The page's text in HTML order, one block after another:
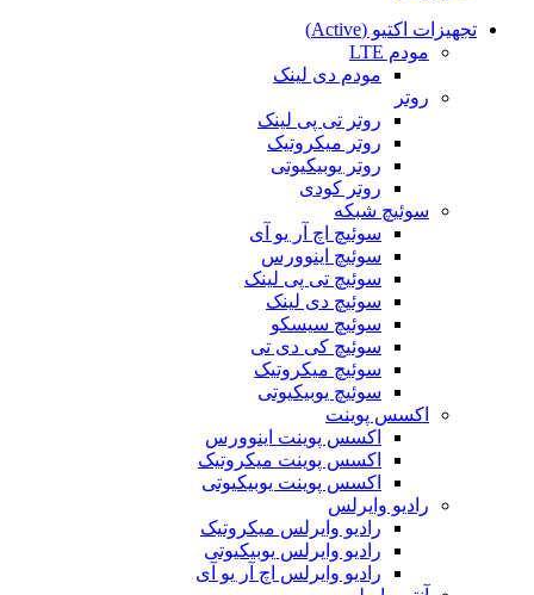
تجهیزات اکتیو (Active)
مودم LTE
مودم دی لینک
روتر
روتر تی پی لینک
روتر میکروتیک
روتر یوبیکیوتی
روتر کودی
سوئیچ شبکه
سوئیچ اچ آر یو آی
سوئیچ اینوورس
سوئیچ تی پی لینک
سوئیچ دی لینک
سوئیچ سیسکو
سوئیچ کی دی تی
سوئیچ میکروتیک
سوئیچ یوبیکیوتی
اکسس پوینت
اکسس پوینت اینوورس
اکسس پوینت میکروتیک
اکسس پوینت یوبیکیوتی
رادیو وایرلس
رادیو وایرلس میکروتیک
رادیو وایرلس یوبیکیوتی
رادیو وایرلس اچ آر یو آی